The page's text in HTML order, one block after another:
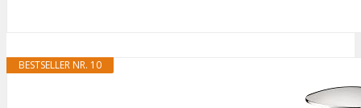
BESTSELLER NR. 10